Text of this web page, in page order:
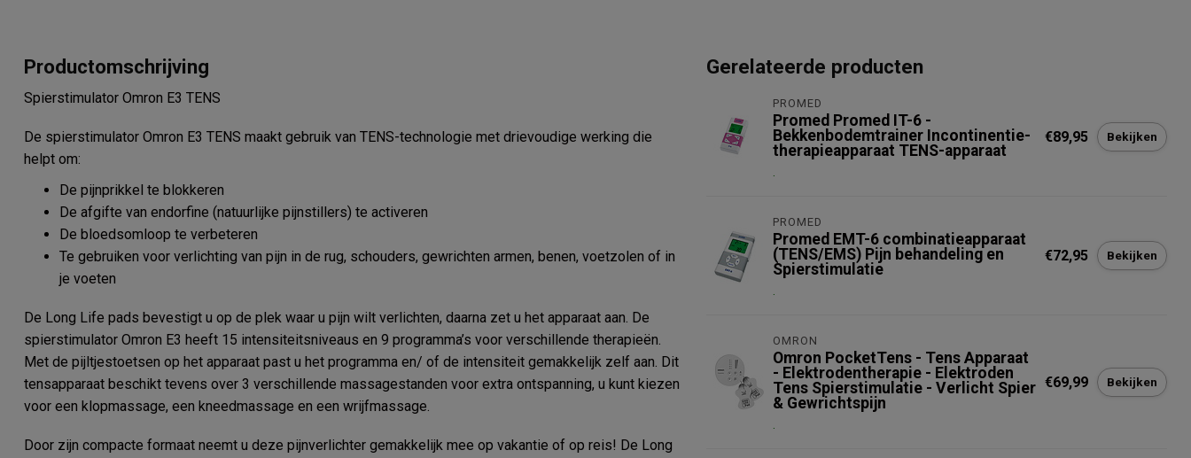
Productomschrijving
Spierstimulator Omron E3 TENS
De spierstimulator Omron E3 TENS maakt gebruik van TENS-technologie met drievoudige werking die
helpt om:
De pijnprikkel te blokkeren
De afgifte van endorfine (natuurlijke pijnstillers) te activeren
De bloedsomloop te verbeteren
Te gebruiken voor verlichting van pijn in de rug, schouders, gewrichten armen, benen, voetzolen of in
je voeten
De Long Life pads bevestigt u op de plek waar u pijn wilt verlichten, daarna zet u het apparaat aan. De
spierstimulator Omron E3 heeft 15 intensiteitsniveaus en 9 programma’s voor verschillende therapieën.
Met de pijltjestoetsen op het apparaat past u het programma en/ of de intensiteit gemakkelijk zelf aan. Dit
tensapparaat beschikt tevens over 3 verschillende massagestanden voor extra ontspanning, u kunt kiezen
voor een klopmassage, een kneedmassage en een wrijfmassage.
Door zijn compacte formaat neemt u deze pijnverlichter gemakkelijk mee op vakantie of op reis! De Long
Gerelateerde producten
PROMED
Promed Promed IT-6 -
Bekkenbodemtrainer Incontinentie-
therapieapparaat TENS-apparaat
.
€89,95 Bekijken
PROMED
Promed EMT-6 combinatieapparaat
(TENS/EMS) Pijn behandeling en
Spierstimulatie
.
€72,95 Bekijken
OMRON
Omron PocketTens - Tens Apparaat
- Elektrodentherapie - Elektroden
Tens Spierstimulatie - Verlicht Spier
& Gewrichtspijn
.
€69,99 Bekijken